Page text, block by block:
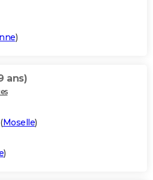
)
ans)
(Moselle)
)